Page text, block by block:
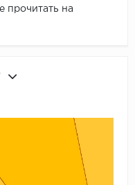
прочитать на